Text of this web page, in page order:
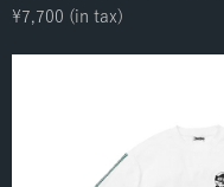
¥7,700 (in tax)